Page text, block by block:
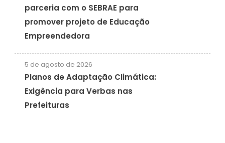
parceria com o SEBRAE para
promover projeto de Educação
Empreendedora
5 de agosto de 2026
Planos de Adaptação Climática:
Exigência para Verbas nas
Prefeituras